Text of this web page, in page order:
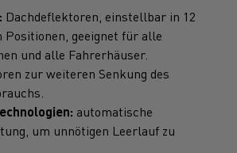
Dachdeflektoren, einstellbar in 12
Positionen, geeignet für alle
und alle Fahrerhäuser.
zur weiteren Senkung des
automatische
um unnötigen Leerlauf zu